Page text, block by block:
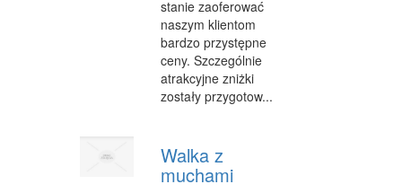
NOCLEGI
HOTELE I NOCLEGI
PODRÓŻE
ODNOWA BIOLOGICZNA
stanie zaoferować
naszym klientom
bardzo przystępne
ceny. Szczególnie
atrakcyjne zniżki
zostały przygotow...
Walka z
muchami